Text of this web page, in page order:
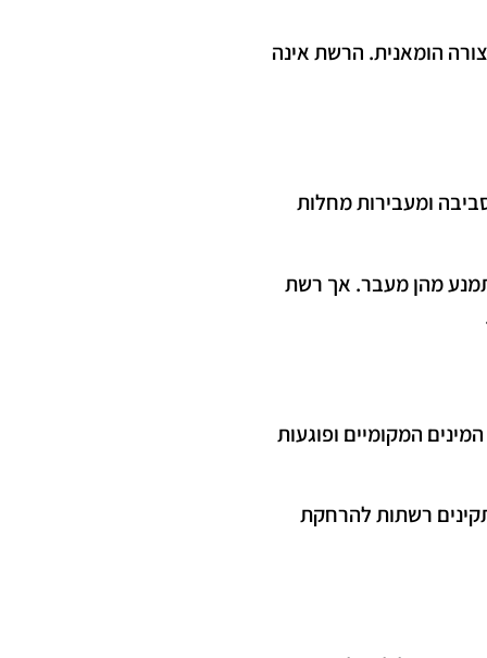
הומאנית. הרשת אינה
ומעבירות מחלות
תמנע מהן מעבר. אך רשת
המקומיים ופוגעות
רשתות להרחקת